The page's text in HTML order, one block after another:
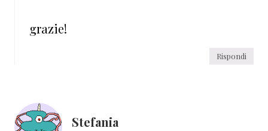
grazie!
Rispondi
Stefania